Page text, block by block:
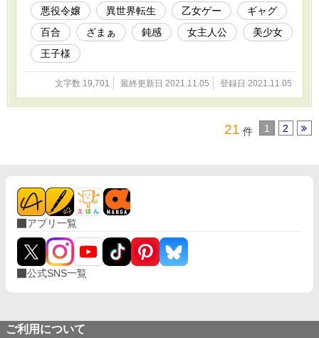
悪役令嬢 異世界転生 乙女ゲー
ギャグ
百合
ざまぁ 鈍感 女主人公
美少女
王子様
文字数 19,701 最終更新日 2021.11.05 登録日 2021.11.05
21 件 1 2
アプリ一覧
公式SNS一覧
ご利用について